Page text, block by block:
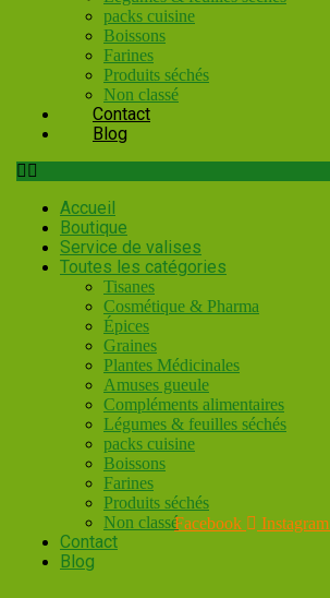
packs cuisine
Boissons
Farines
Produits séchés
Non classé
Contact
Blog
Accueil
Boutique
Service de valises
Toutes les catégories
Tisanes
Cosmétique & Pharma
Épices
Graines
Plantes Médicinales
Amuses gueule
Compléments alimentaires
Légumes & feuilles séchés
packs cuisine
Boissons
Farines
Produits séchés
Non classé
Contact
Blog
Facebook Instagram